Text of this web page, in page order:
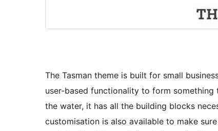
The Tasman theme is built for small
user-based functionality to form
the water, it has all the building blocks
customisation is also available to make